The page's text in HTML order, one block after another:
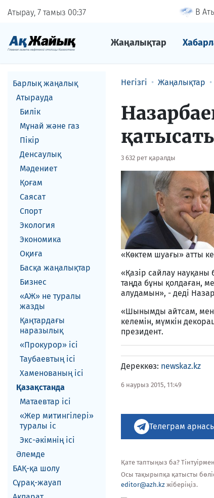
Атырау, 7 тамыз 00 37 В
Жаңалықтар
Барлық жаңалық
Атырауда
Билік
Мұнай және газ
Пікір
Денсаулық
Мәдениет
Қоғам
Саясат
Спорт
Экология
Экономика
Оқиға
Басқа жаңалықтар
Бизнес
«АЖ» не туралы
жазды
Қаңтардағы
наразылық
«Прокурор» ісі
Таубаевтың ісі
Хаменованың ісі
Қазақстанда
Матаевтар ici
«Жер митингілері»
туралы іс
Экс-әкiмнiң iсi
Әлемде
БАҚ-қа шолу
Сұрақ-жауап
Негізгі Жаңалықтар
3 632 рет қаралды
«Көктем шуағы» атты
«Қазір сайлау науқаны
таңда бұны қолдаған,
алудамын», - деді
«Шынымды айтсам,
келемін, мүмкін
президент.
Дереккөз: newskaz.kz
6 наурыз 2015, 11:49
Телеграм
Қате таптыңыз ба?
Осы тақырыпқа қатысты
editor@azh.kz жіберіңіз.